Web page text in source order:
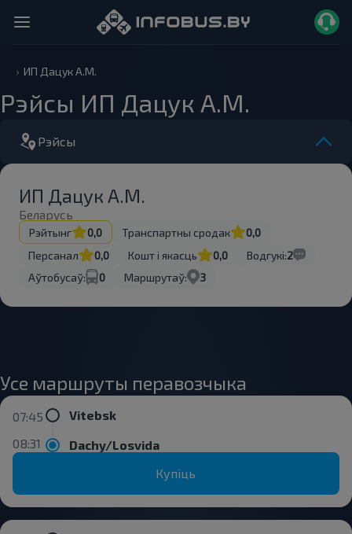
ИП Дацук А.М.
Рэйсы ИП Дацук А.М.
Рэйсы
ИП Дацук А.М.
Беларусь
Рэйтынг 0,0 Транспартны сродак
0,0
Персанал
0,0 Кошт і якасць 0,0 Водгукі:2
Аўтобусаў:
0 Маршрутаў: 3
Усе маршруты перавозчыка
07:45
08:31
Vitebsk
Dachy/Losvida
Купіць